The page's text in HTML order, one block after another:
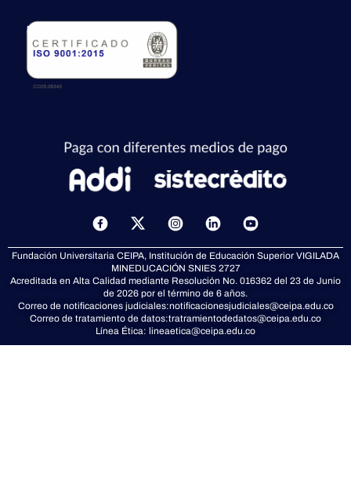
ISO 9001:2015
X
-
t
w
i
t
t
e
r
Fundación Universitaria CEIPA, Institución de Educación Superior VIGILADA
MINEDUCACIÓN SNIES 2727
Acreditada en Alta Calidad mediante Resolución No. 016362 del 23 de Junio
de 2026 por el término de 6 años.
Correo de notificaciones judiciales:notificacionesjudiciales@ceipa.edu.co
Correo de tratamiento de datos:tratramientodedatos@ceipa.edu.co
Línea Ética: lineaetica@ceipa.edu.co